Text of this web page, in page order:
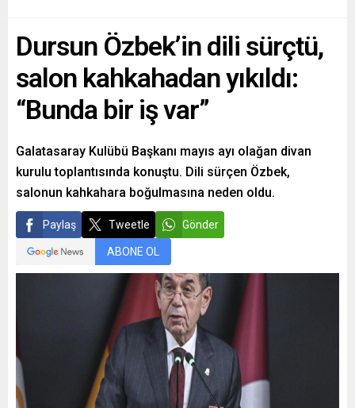
Dursun Özbek’in dili sürçtü,
salon kahkahadan yıkıldı:
“Bunda bir iş var”
Galatasaray Kulübü Başkanı mayıs ayı olağan divan
kurulu toplantısında konuştu. Dili sürçen Özbek,
salonun kahkahara boğulmasına neden oldu.
Paylaş Tweetle Gönder
ABONE OL